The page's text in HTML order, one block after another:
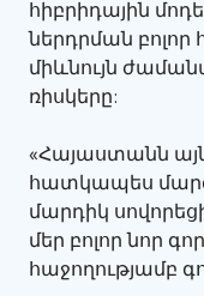
հիբրիդային
ներդրման բոլոր
միևնույն
ռիսկերը:
«Հայաստանն
հատկապես
մարդիկ
մեր բոլոր նոր
հաջողությամբ